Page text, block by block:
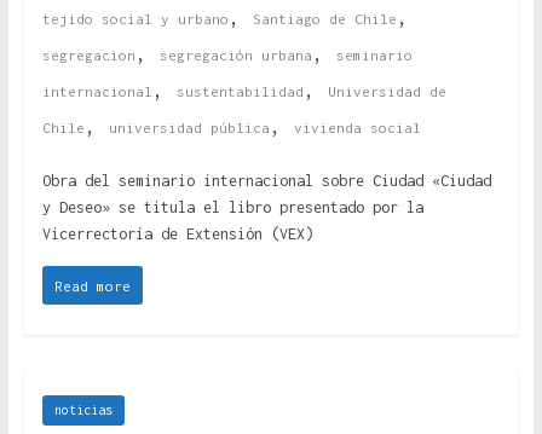
tejido social y urbano , Santiago de Chile ,
segregacion , segregación urbana , seminario
internacional , sustentabilidad , Universidad de
Chile , universidad pública , vivienda social
Obra del seminario internacional sobre Ciudad «Ciudad
y Deseo» se titula el libro presentado por la
Vicerrectoría de Extensión (VEX)
Read more
noticias